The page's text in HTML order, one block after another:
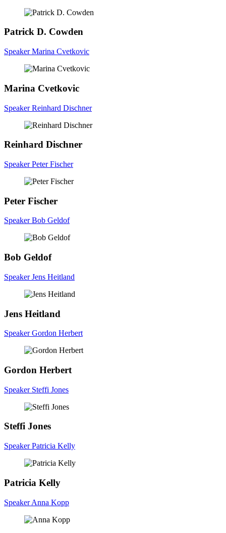
Patrick D. Cowden
Speaker Marina Cvetkovic
Marina Cvetkovic
Speaker Reinhard Dischner
Reinhard Dischner
Speaker Peter Fischer
Peter Fischer
Speaker Bob Geldof
Bob Geldof
Speaker Jens Heitland
Jens Heitland
Speaker Gordon Herbert
Gordon Herbert
Speaker Steffi Jones
Steffi Jones
Speaker Patricia Kelly
Patricia Kelly
Speaker Anna Kopp